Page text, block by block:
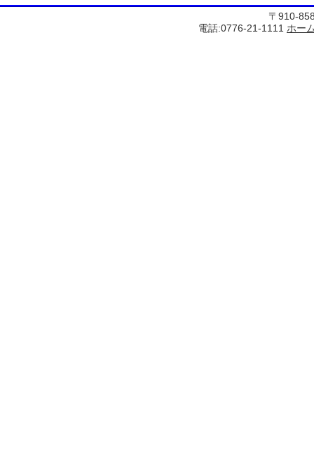
〒910-
電話:0776-21-1111 ホー